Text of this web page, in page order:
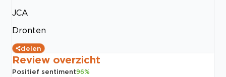
JCA
Dronten
delen
Review overzicht
Positief sentiment96%